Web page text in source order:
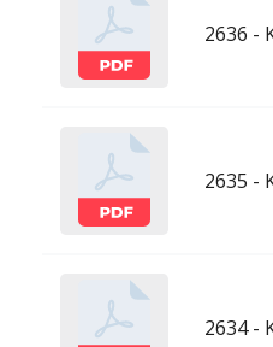
2636 -
2635 -
2634 -